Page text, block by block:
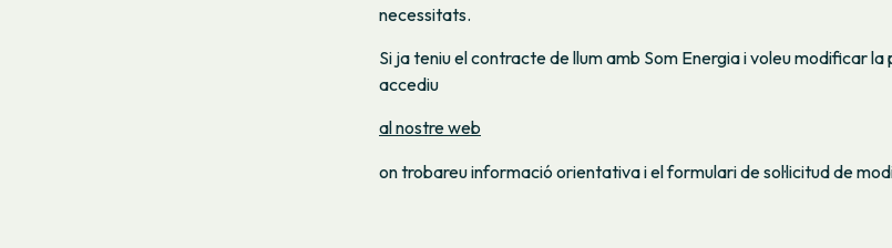
necessitats.
Si ja teniu el contracte de llum amb Som Energia i voleu modificar
accediu
al nostre web
on trobareu informació orientativa i el formulari de sol·licitud de